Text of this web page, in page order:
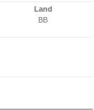
Land
BB